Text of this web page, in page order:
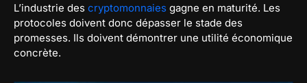
L’industrie des cryptomonnaies gagne en maturité. Les
protocoles doivent donc dépasser le stade des
promesses. Ils doivent démontrer une utilité économique
concrète.